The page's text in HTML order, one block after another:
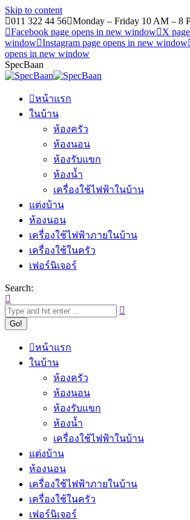
Skip to content
011 322 44 56 Monday – Friday 10 AM – 8
Facebook page opens in new window
X
window Instagram page opens in new window
opens in new window
SpecBaan
หน้าแรก
ในบ้าน
ห้องครัว
ห้องนอน
ห้องรับแขก
ห้องน้ำ
เครื่องใช้ไฟฟ้าในบ้าน
แต่งบ้าน
ห้องนอน
เครื่องใช้ไฟฟ้าภายในบ้าน
เครื่องใช้ในครัว
เฟอร์นิเจอร์
Search:
หน้าแรก
ในบ้าน
ห้องครัว
ห้องนอน
ห้องรับแขก
ห้องน้ำ
เครื่องใช้ไฟฟ้าในบ้าน
แต่งบ้าน
ห้องนอน
เครื่องใช้ไฟฟ้าภายในบ้าน
เครื่องใช้ในครัว
เฟอร์นิเจอร์